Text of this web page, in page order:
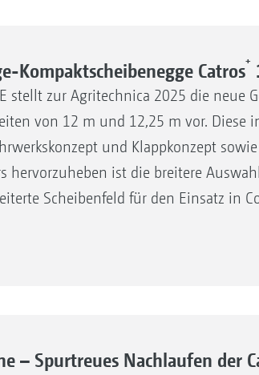
Kompaktscheibenegge Catros+
stellt zur Agritechnica 2025 die neue
von 12 m und 12,25 m vor.
und Klappkonzept
hervorzuheben ist die breitere
Scheibenfeld für den Einsatz in
– Spurtreues Nachlaufen der